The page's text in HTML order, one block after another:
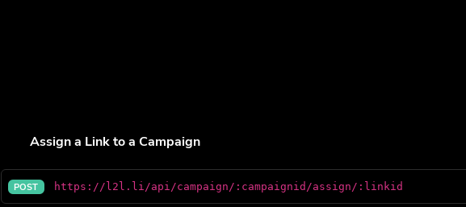
Assign a Link to a Campaign
POST https://l2l.li/api/campaign/:campaignid/assign/:linkid